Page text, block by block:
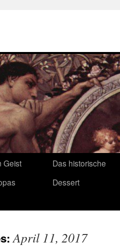
Geist
Das historische
Dessert
April 11, 2017